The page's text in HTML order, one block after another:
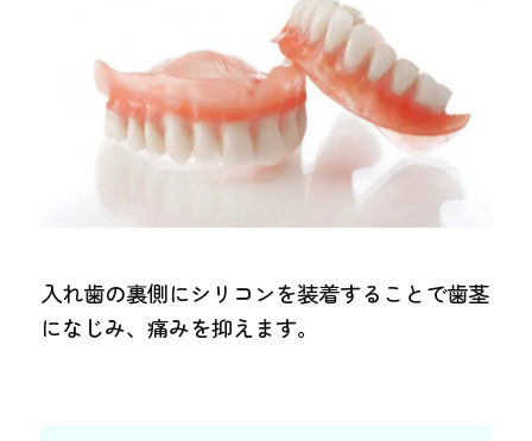
通院期間
最短で
４回の通院
入れ歯の裏側にシリコンを装着することで歯茎
になじみ、痛みを抑えます。